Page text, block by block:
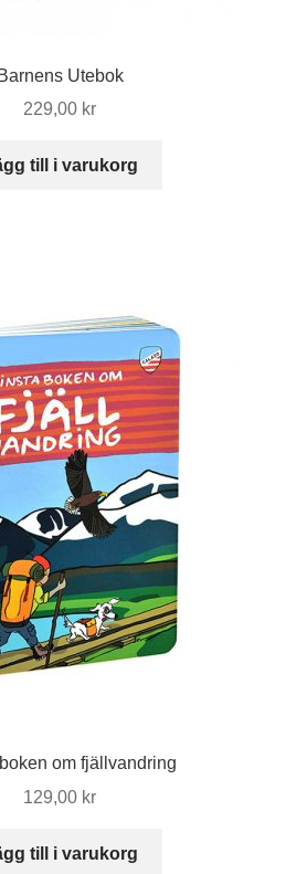
Barnens Utebok
229,00 kr
till i varukorg
om fjällvandring
129,00 kr
till i varukorg